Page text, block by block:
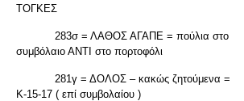
ΤΟΓΚΕΣ
283σ = ΛΑΘΟΣ ΑΓΑΠΕ = πούλια στο
συμβόλαιο ΑΝΤΙ στο πορτοφόλι
281γ = ΔΟΛΟΣ – κακώς ζητούμενα =
Κ-15-17 ( επί συμβολαίου )